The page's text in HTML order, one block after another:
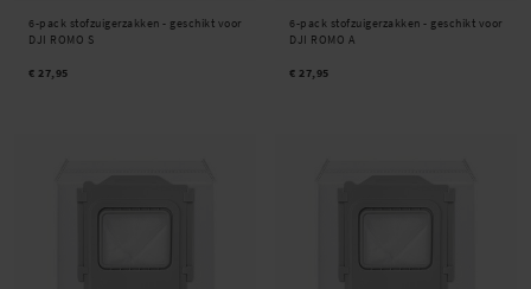
6-pack stofzuigerzakken - geschikt voor
DJI ROMO S
€ 27,95
6-pack stofzuigerzakken - geschikt voor
DJI ROMO A
€ 27,95